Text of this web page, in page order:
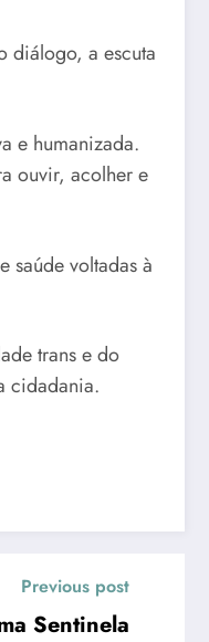
diálogo, a escuta
e humanizada.
ouvir, acolher e
saúde voltadas à
trans e do
cidadania.
Previous post
Sentinela